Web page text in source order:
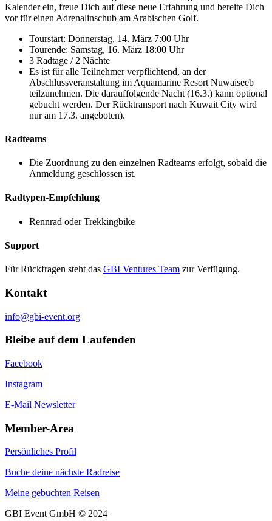
Kalender ein, freue Dich auf diese neue Erfahrung und bereite Dich
vor für einen Adrenalinschub am Arabischen Golf.
Tourstart: Donnerstag, 14. März 7:00 Uhr
Tourende: Samstag, 16. März 18:00 Uhr
3 Radtage / 2 Nächte
Es ist für alle Teilnehmer verpflichtend, an der
Abschlussveranstaltung im Aquamarine Resort Nuwaiseeb
teilzunehmen. Die darauffolgende Nacht (16.3.) kann optional
gebucht werden. Der Rücktransport nach Kuwait City wird
nur am 17.3. angeboten).
Radteams
Die Zuordnung zu den einzelnen Radteams erfolgt, sobald die
Anmeldung geschlossen ist.
Radtypen-Empfehlung
Rennrad oder Trekkingbike
Support
Für Rückfragen steht das GBI Ventures Team zur Verfügung.
Kontakt
info@gbi-event.org
Bleibe auf dem Laufenden
Facebook
Instagram
E-Mail Newsletter
Member-Area
Persönliches Profil
Buche deine nächste Radreise
Meine gebuchten Reisen
GBI Event GmbH © 2024